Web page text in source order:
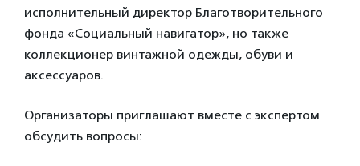
исполнительный директор Благотворительного
фонда «Социальный навигатор», но также
коллекционер винтажной одежды, обуви и
аксессуаров.
Организаторы приглашают вместе с экспертом
обсудить вопросы: